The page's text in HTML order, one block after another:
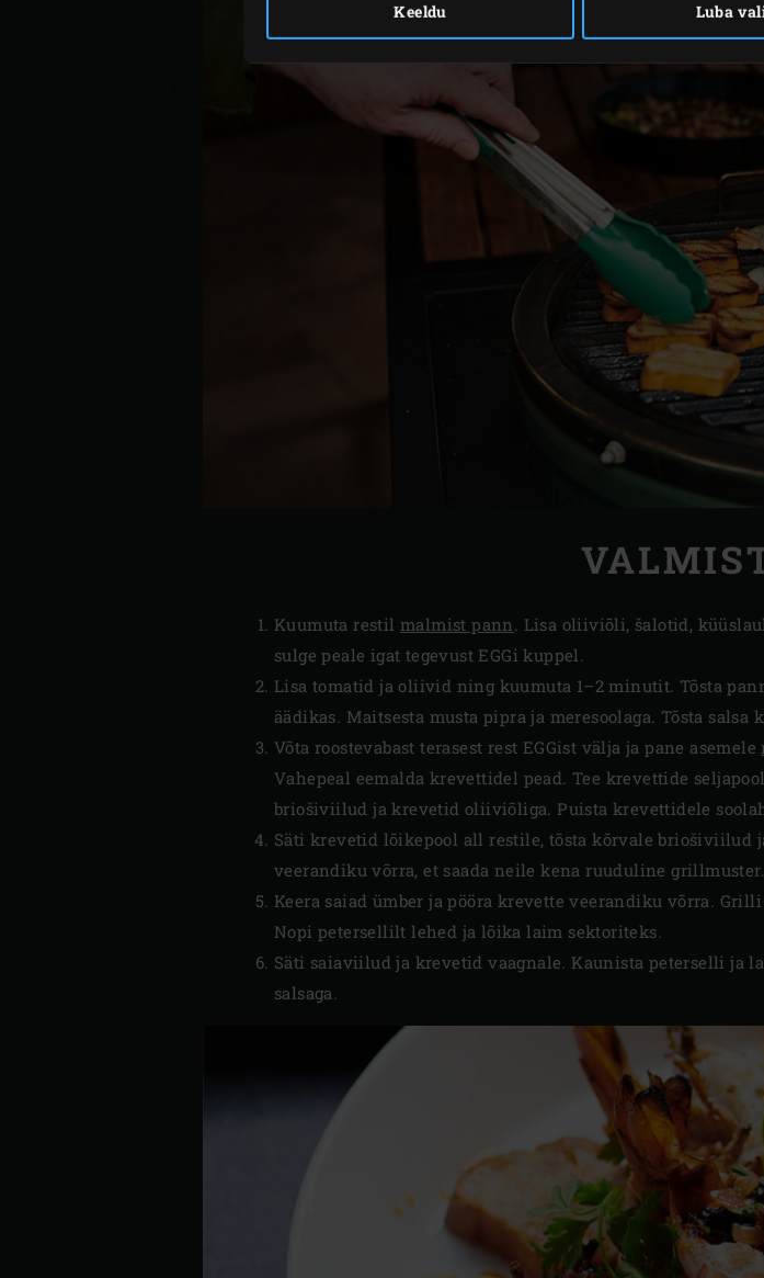
Keeldu Luba
Kuumuta restilmalmist pann . Lisa oliiviõli, šalotid,
sulge peale igat tegevust EGGi kuppel.
Lisa tomatid ja oliivid ning kuumuta 1–2 minutit. Tõsta
äädikas. Maitsesta musta pipra ja meresoolaga. Tõsta salsa
Võta roostevabast terasest rest EGGist välja ja pane asemele
Vahepeal eemalda krevettidel pead. Tee krevettide
briošiviilud ja krevetid oliiviõliga. Puista krevettidele
Säti krevetid lõikepool all restile, tõsta kõrvale briošiviilud
veerandiku võrra, et saada neile kena ruuduline grillmuster.
Keera saiad ümber ja pööra krevette veerandiku võrra.
Nopi petersellilt lehed ja lõika laim sektoriteks.
Säti saiaviilud ja krevetid vaagnale. Kaunista peterselli ja
salsaga.